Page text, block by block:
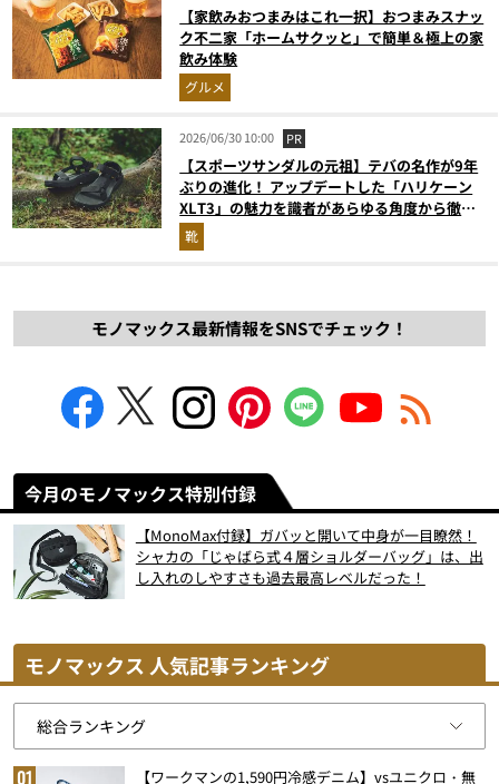
【家飲みおつまみはこれ一択】おつまみスナッ
ク不二家「ホームサクッと」で簡単＆極上の家
飲み体験
グルメ
2026/06/30 10:00 PR
【スポーツサンダルの元祖】テバの名作が9年
ぶりの進化！ アップデートした「ハリケーン
XLT3」の魅力を識者があらゆる角度から徹底
解説！
靴
モノマックス最新情報をSNSでチェック！
今月のモノマックス特別付録
【MonoMax付録】ガバッと開いて中身が一目瞭然！
シャカの「じゃばら式４層ショルダーバッグ」は、出
し入れのしやすさも過去最高レベルだった！
モノマックス 人気記事ランキング
【ワークマンの1,590円冷感デニム】vsユニクロ・無